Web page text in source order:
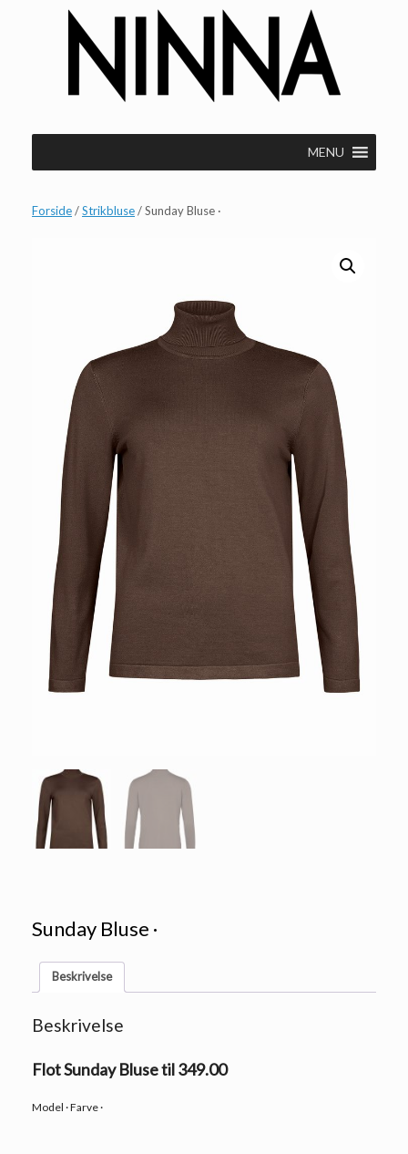
MENU
Forside/Strikbluse/ Sunday Bluse ·
Sunday Bluse ·
Beskrivelse
Beskrivelse
Flot Sunday Bluse til 349.00
Model · Farve ·